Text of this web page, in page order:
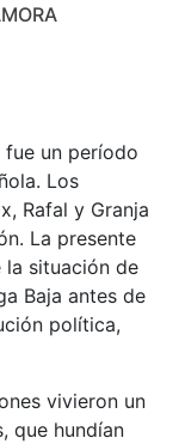
fue un período
Los
Rafal y Granja
La presente
la situación de
Baja antes de
política,
vivieron un
que hundían